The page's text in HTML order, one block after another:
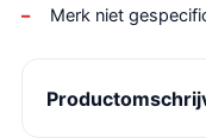
Merk niet